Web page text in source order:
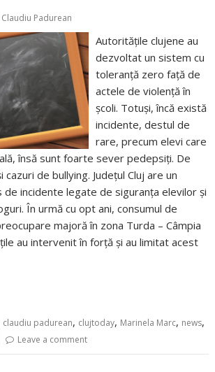
Claudiu Padurean
Autoritățile clujene au
dezvoltat un sistem cu
toleranță zero față de
actele de violență în
școli. Totuși, încă există
incidente, destul de
rare, precum elevi care
însă sunt foarte sever pedepsiți. De
de bullying. Județul Cluj are un
incidente legate de siguranța elevilor și
În urmă cu opt ani, consumul de
majoră în zona Turda – Câmpia
au intervenit în forță și au limitat acest
claudiu padurean, clujtoday, Marinela Marc, news,
Leave a comment